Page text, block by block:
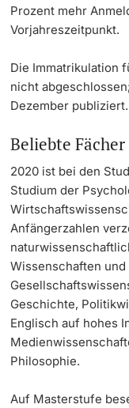
Prozent mehr
Vorjahreszeitpunkt.
Die Immatrikulation
nicht
Dezember publiziert.
Beliebte
2020 ist bei den
Studium der
Anfängerzahlen
Wissenschaften
Geschichte,
Englisch auf hohes
Philosophie.
Auf Masterstufe